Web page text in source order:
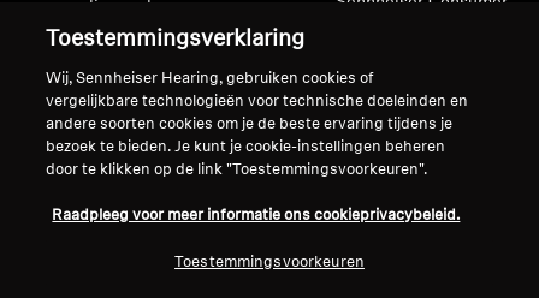
voor online verkoop aan
consumenten
openbaarmaking van
kwetsbaarheden
Colofon
Cookie-instellingen
Toestemmingsverklaring
Wij, Sennheiser Hearing, gebruiken cookies of
vergelijkbare technologieën voor technische doeleinden en
andere soorten cookies om je de beste ervaring tijdens je
bezoek te bieden. Je kunt je cookie-instellingen beheren
door te klikken op de link "Toestemmingsvoorkeuren".
Raadpleeg voor meer informatie ons cookieprivacybeleid.
Toestemmingsvoorkeuren